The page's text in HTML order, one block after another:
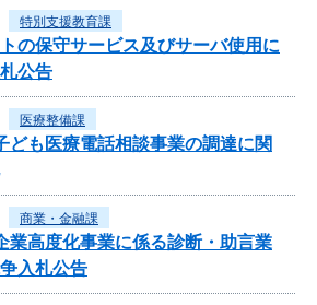
特別支援教育課
の保守サービス及びサーバ使用に
公告
医療整備課
ども医療電話相談事業の調達に関
商業・金融課
高度化事業に係る診断・助言業
入札公告